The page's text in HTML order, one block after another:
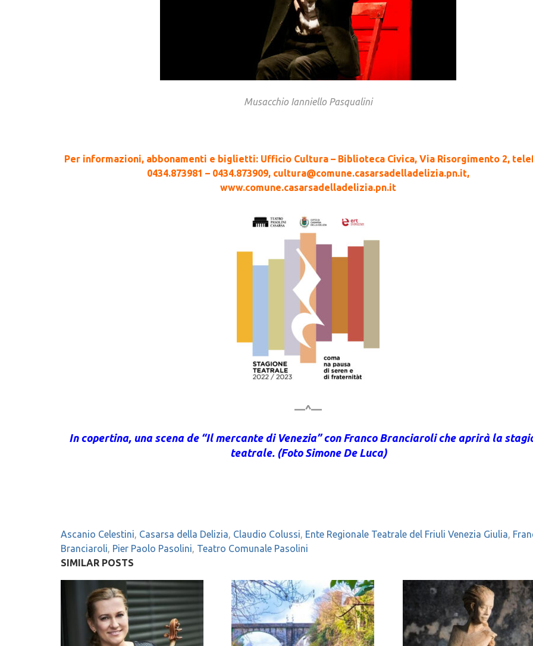
Musacchio Ianniello Pasqualini
Per informazioni, abbonamenti e biglietti: Ufficio Cultura – Biblioteca Civica, Via Risorgimento 2,
0434.873981 – 0434.873909, cultura@comune.casarsadelladelizia.pn.it,
www.comune.casarsadelladelizia.pn.it
—^—
In copertina, una scena de “Il mercante di Venezia” con Franco Branciaroli che aprirà la
teatrale. (Foto Simone De Luca)
Ascanio Celestini, Casarsa della Delizia, Claudio Colussi, Ente Regionale Teatrale del Friuli Venezia Giulia,
Branciaroli, Pier Paolo Pasolini, Teatro Comunale Pasolini
SIMILAR POSTS